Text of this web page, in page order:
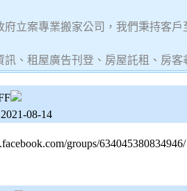
府立案專業搬家公司，我們秉持客
訊、租屋廣告刊登、房屋託租、房
2021-08-14
groups/634045380834946/